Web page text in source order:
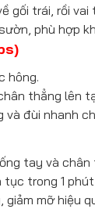
gối trái, rồi
phù hợp
hông.
thẳng lên
và đùi nhanh
tay và chân
tục trong 1
giảm mỡ hiệu